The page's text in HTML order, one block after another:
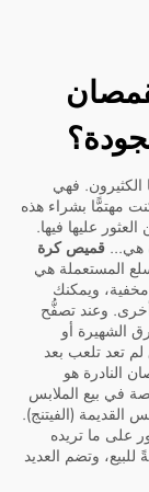
الكثيرون. فهي
مهتمًّا بشراء هذه
عليها فيها.
هي... قميص كرة
المستعملة هي
ويمكنك
وعند تصفُّح
الشهيرة أو
لم تعد تلعب بعد
النادرة هو
في بيع الملابس
القديمة (الفيتنج).
على ما تريده
وتضم العديد